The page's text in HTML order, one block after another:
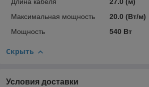
Длина кабеля
27.0 (м)
Максимальная мощность
20.0 (Вт/м)
Мощность
540 Вт
Скрыть
Условия доставки